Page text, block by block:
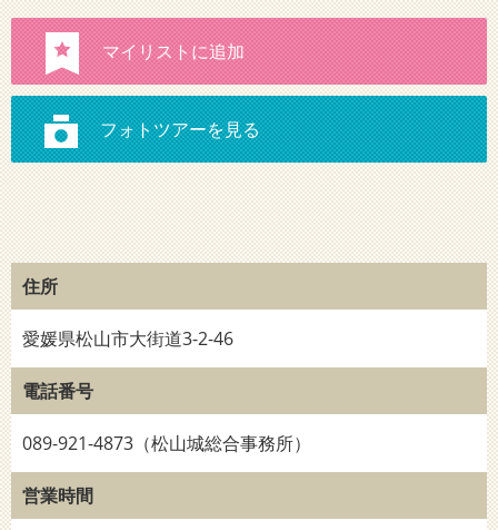
住所
愛媛県松山市大街道3-2-46
電話番号
089-921-4873（松山城総合事務所）
営業時間